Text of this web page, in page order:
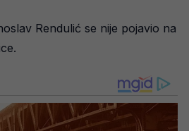
Rendulić se nije pojavio na